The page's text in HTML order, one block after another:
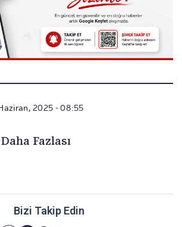
2025 - 08:55
Fazlası
Bizi Takip Edin